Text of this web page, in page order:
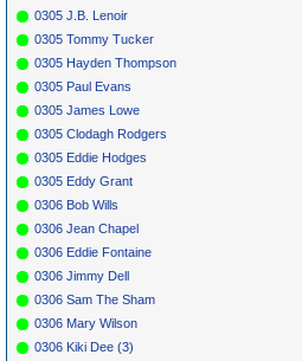
0305 J.B. Lenoir
0305 Tommy Tucker
0305 Hayden Thompson
0305 Paul Evans
0305 James Lowe
0305 Clodagh Rodgers
0305 Eddie Hodges
0305 Eddy Grant
0306 Bob Wills
0306 Jean Chapel
0306 Eddie Fontaine
0306 Jimmy Dell
0306 Sam The Sham
0306 Mary Wilson
0306 Kiki Dee (3)